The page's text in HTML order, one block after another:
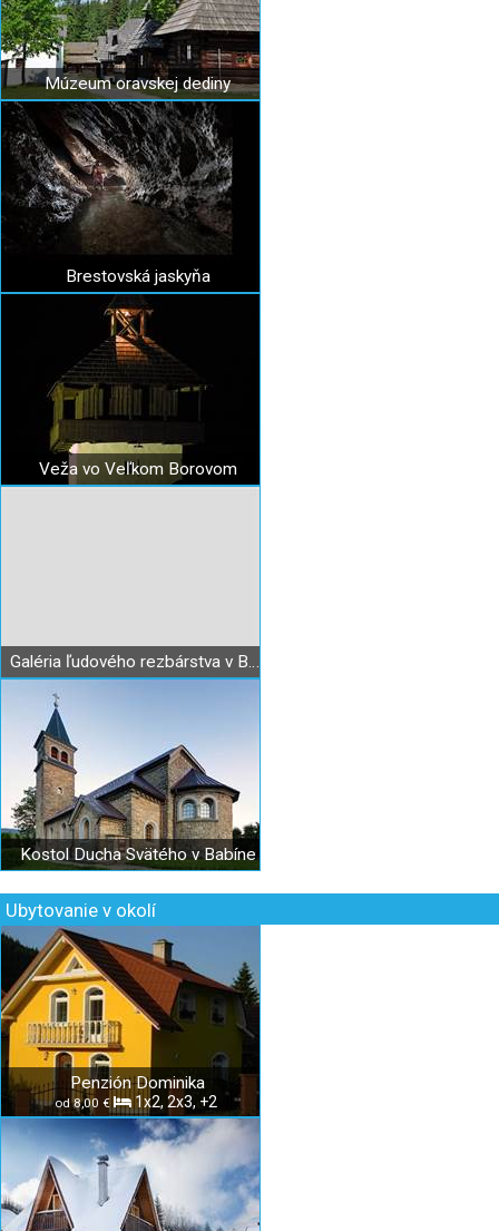
Múzeum oravskej dediny
Brestovská jaskyňa
Veža vo Veľkom Borovom
Galéria ľudového rezbárstva v Babíne
Kostol Ducha Svätého v Babíne
Ubytovanie v okolí
Penzión Dominika
od 8,00 € 1x2, 2x3, +2